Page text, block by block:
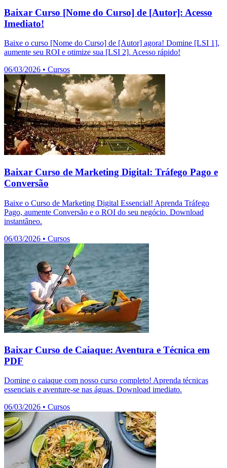
Baixar Curso [Nome do Curso] de [Autor]: Acesso
Imediato!
Baixe o curso [Nome do Curso] de [Autor] agora! Domine [LSI 1],
aumente seu ROI e otimize sua [LSI 2]. Acesso rápido!
06/03/2026 • Cursos
Baixar Curso de Marketing Digital: Tráfego Pago e
Conversão
Baixe o Curso de Marketing Digital Essencial! Aprenda Tráfego
Pago, aumente Conversão e o ROI do seu negócio. Download
instantâneo.
06/03/2026 • Cursos
Baixar Curso de Caiaque: Aventura e Técnica em
PDF
Domine o caiaque com nosso curso completo! Aprenda técnicas
essenciais e aventure-se nas águas. Download imediato.
06/03/2026 • Cursos